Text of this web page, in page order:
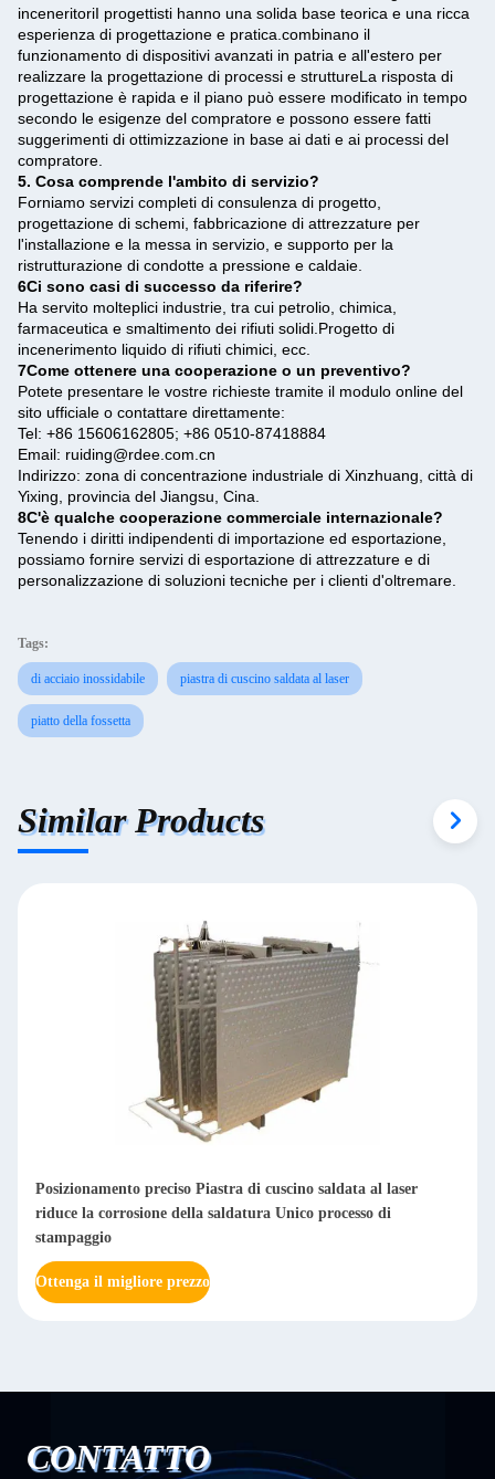
inceneritoriI progettisti hanno una solida base teorica e una ricca
esperienza di progettazione e pratica.combinano il
funzionamento di dispositivi avanzati in patria e all'estero per
realizzare la progettazione di processi e struttureLa risposta di
progettazione è rapida e il piano può essere modificato in tempo
secondo le esigenze del compratore e possono essere fatti
suggerimenti di ottimizzazione in base ai dati e ai processi del
compratore.
5. Cosa comprende l'ambito di servizio?
Forniamo servizi completi di consulenza di progetto,
progettazione di schemi, fabbricazione di attrezzature per
l'installazione e la messa in servizio, e supporto per la
ristrutturazione di condotte a pressione e caldaie.
6Ci sono casi di successo da riferire?
Ha servito molteplici industrie, tra cui petrolio, chimica,
farmaceutica e smaltimento dei rifiuti solidi.Progetto di
incenerimento liquido di rifiuti chimici, ecc.
7Come ottenere una cooperazione o un preventivo?
Potete presentare le vostre richieste tramite il modulo online del
sito ufficiale o contattare direttamente:
Tel: +86 15606162805; +86 0510-87418884
Email: ruiding@rdee.com.cn
Indirizzo: zona di concentrazione industriale di Xinzhuang, città di
Yixing, provincia del Jiangsu, Cina.
8C'è qualche cooperazione commerciale internazionale?
Tenendo i diritti indipendenti di importazione ed esportazione,
possiamo fornire servizi di esportazione di attrezzature e di
personalizzazione di soluzioni tecniche per i clienti d'oltremare.
Tags:
di acciaio inossidabile piastra di cuscino saldata al laser
piatto della fossetta
Similar Products
Piastra di acciaio a fossette ad alte prestazioni con efficienza
superiore di scambio termico
Ottenga il migliore prezzo
CONTATTO